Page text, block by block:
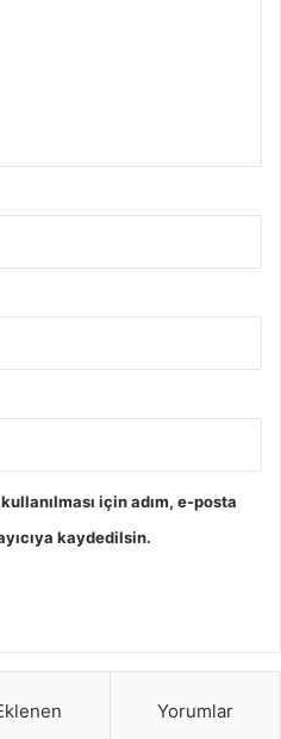
için adım, e-posta
kaydedilsin.
Yorumlar